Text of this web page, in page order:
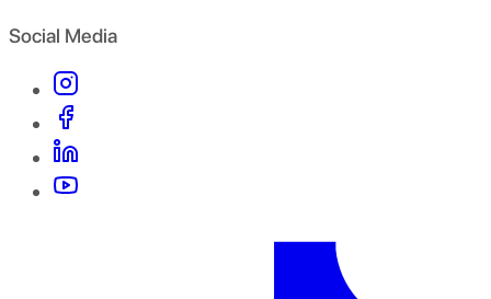
Social Media